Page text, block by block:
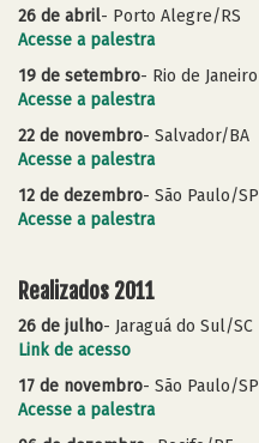
26 de abril- Porto Alegre/RS
Acesse a palestra
19 de setembro- Rio de Janeiro
Acesse a palestra
22 de novembro- Salvador/BA
Acesse a palestra
12 de dezembro- São Paulo/SP
Acesse a palestra
Realizados 2011
26 de julho- Jaraguá do Sul/SC
Link de acesso
17 de novembro- São Paulo/SP
Acesse a palestra